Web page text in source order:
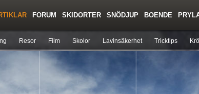
Resor Film Skolor Lavinsäkerhet Tricktips
FORUM SKIDORTER SNÖDJUP BOENDE